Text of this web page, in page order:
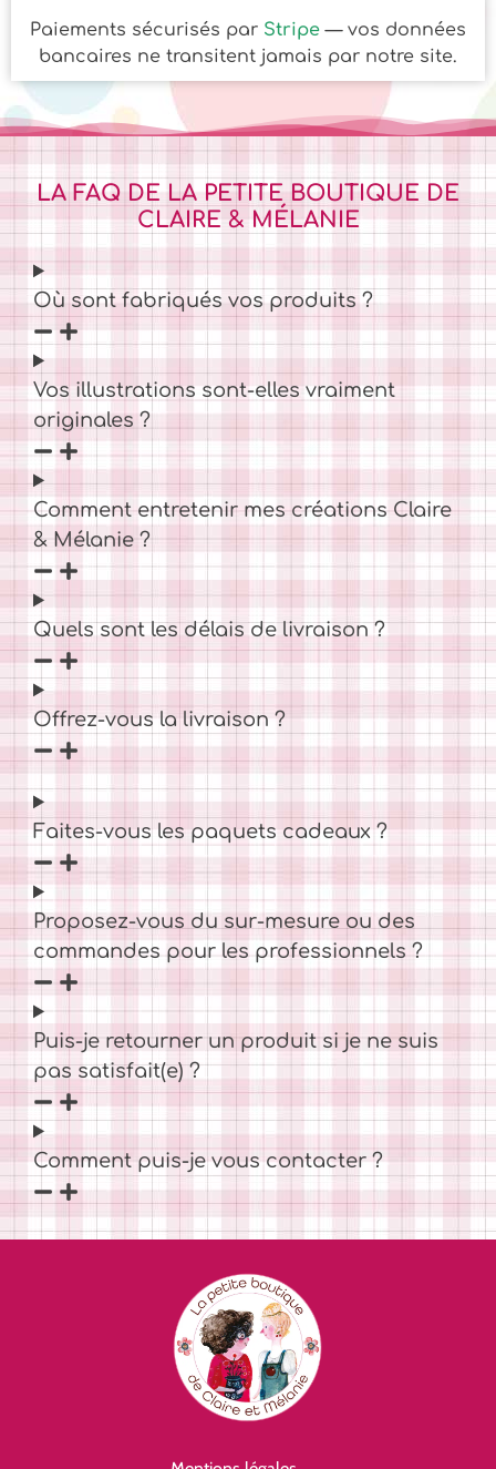
Paiements sécurisés par Stripe — vos données
bancaires ne transitent jamais par notre site.
LA FAQ DE LA PETITE BOUTIQUE DE
CLAIRE & MÉLANIE
Où sont fabriqués vos produits ?
Vos illustrations sont-elles vraiment
originales ?
Comment entretenir mes créations Claire
& Mélanie ?
Quels sont les délais de livraison ?
Offrez-vous la livraison ?
Faites-vous les paquets cadeaux ?
Proposez-vous du sur-mesure ou des
commandes pour les professionnels ?
Puis-je retourner un produit si je ne suis
pas satisfait(e) ?
Comment puis-je vous contacter ?